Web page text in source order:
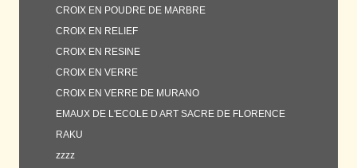
CROIX EN POUDRE DE MARBRE
CROIX EN RELIEF
CROIX EN RESINE
CROIX EN VERRE
CROIX EN VERRE DE MURANO
EMAUX DE L'ECOLE D ART SACRE DE FLORENCE
RAKU
zzzz